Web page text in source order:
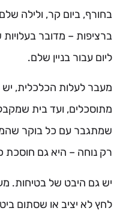
בחורף, ביום קר, ולילה
ברציפות – מדובר
ליום עבור בניין שלם.
מעבר לעלות הכלכלית,
מתוסכלים, ועד בית
שמתגבר עם כל בוקר
רק נוחה – היא גם חוסכת
יש גם היבט של
לחץ לא יציב או שסתום